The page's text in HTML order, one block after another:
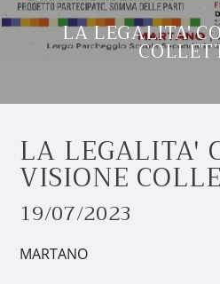
LA LEGALITA'
LA LEGALITA'
VISIONE
19/07/2023
MARTANO